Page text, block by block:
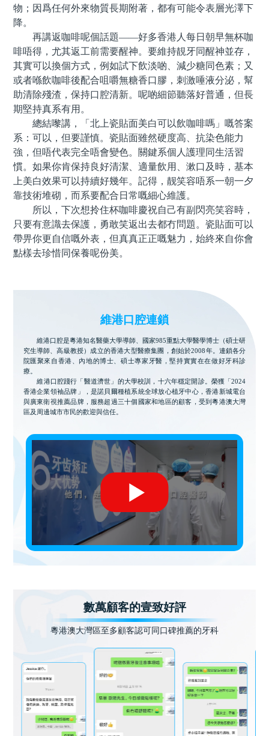
物；因爲任何外來物質長期附著，都有可能令表層光澤下
降。
再講返咖啡呢個話題——好多香港人每日朝早無杯咖
啡唔得，尤其返工前需要醒神。要維持靚牙同醒神並存，
其實可以換個方式，例如試下飲淡啲、減少糖同色素；又
或者喺飲咖啡後配合咀嚼無糖香口膠，刺激唾液分泌，幫
助清除殘渣，保持口腔清新。呢啲細節聽落好普通，但長
期堅持真系有用。
總結嚟講，「北上瓷貼面美白可以飲咖啡嗎」嘅答案
系：可以，但要謹慎。瓷貼面雖然硬度高、抗染色能力
強，但唔代表完全唔會變色。關鍵系個人護理同生活習
慣。如果你肯保持良好清潔、適量飲用、漱口及時，基本
上美白效果可以持續好幾年。記得，靓笑容唔系一朝一夕
靠技術堆砌，而系要配合日常嘅細心維護。
所以，下次想拎住杯咖啡慶祝自己有副閃亮笑容時，
只要有意識去保護，勇敢笑返出去都冇問題。瓷貼面可以
帶畀你更自信嘅外表，但真真正正嘅魅力，始終來自你會
點樣去珍惜同保養呢份美。
維港口腔連鎖
維港口腔是粵港知名醫藥大學導師、國家985重點大學醫學博士（碩士研
究生導師、高級教授）成立的香港大型醫療集團，創始於2008年。連鎖各分
院匯聚來自香港、內地的博士、碩士專家牙醫，堅持實實在在做好牙科診
療。
維港口腔踐行「醫道濟世」的大學校訓，十六年穩定開診。榮獲「2024
香港企業領袖品牌」，是諾貝爾種植系統全球放心植牙中心，香港新城電台
與廣東衛視推薦品牌，服務超過三十個國家和地區的顧客，受到粵港澳大灣
區及周邊城市市民的歡迎與信任。
數萬顧客的壹致好評
粵港澳大灣區至多顧客認可同口碑推薦的牙科